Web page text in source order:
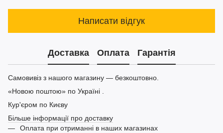
Написати відгук
Доставка Оплата Гарантія
Самовивіз з нашого магазину — безкоштовно.
«Новою поштою» по Україні .
Кур'єром по Києву
Більше інформації про доставку
Оплата при отриманні в наших магазинах